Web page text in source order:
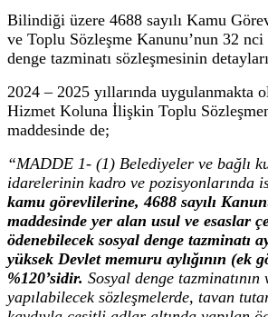
Bilindiği üzere 4688 sayılı Kamu
ve Toplu Sözleşme Kanunu’nun 32 nci
denge tazminatı sözleşmesinin
2024 – 2025 yıllarında uygulanmakta
Hizmet Koluna İlişkin Toplu
maddesinde de;
“MADDE 1- (1) Belediyeler ve bağlı
idarelerinin kadro ve pozisyonlarında
kamu görevlilerine, 4688 sayılı
maddesinde yer alan usul ve esaslar
ödenebilecek sosyal denge tazminatı
yüksek Devlet memuru aylığının (ek
%120’sidir. Sosyal denge
yapılabilecek sözleşmelerde, tavan